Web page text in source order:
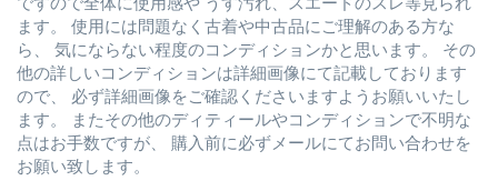
ます。 使用には問題なく古着や中古品にご理解のある方な
ら、 気にならない程度のコンディションかと思います。 その
他の詳しいコンディションは詳細画像にて記載しております
ので、 必ず詳細画像をご確認くださいますようお願いいたし
ます。 またその他のディティールやコンディションで不明な
点はお手数ですが、 購入前に必ずメールにてお問い合わせを
お願い致します。